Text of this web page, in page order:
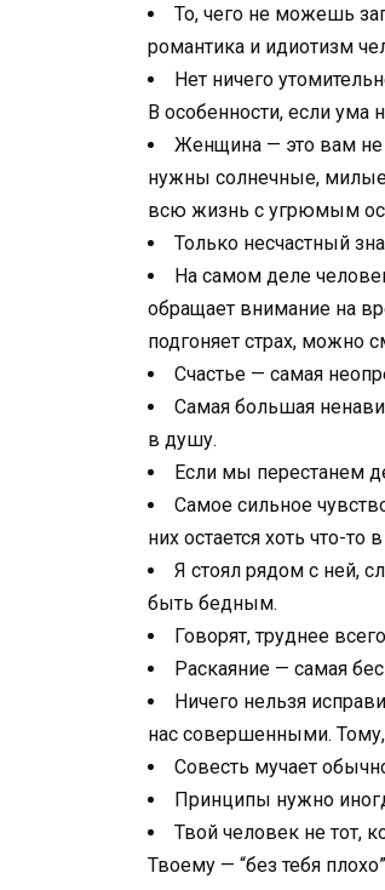
То, чего не можешь
романтика и идиотизм
Нет ничего
В особенности, если ума
Женщина — это вам не
нужны солнечные,
всю жизнь с угрюмым
Только несчастный
На самом деле
обращает внимание на
подгоняет страх, можно
Счастье — самая
Самая большая
в душу.
Если мы перестанем
Самое сильное
них остается хоть что-то
Я стоял рядом с ней,
быть бедным.
Говорят, труднее
Раскаяние — самая
Ничего нельзя
нас совершенными.
Совесть мучает
Принципы нужно
Твой человек не тот,
Твоему — “без тебя